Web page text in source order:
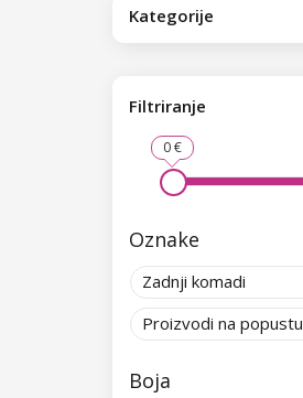
Kategorije
Filtriranje
0 €
Oznake
Zadnji komadi
Proizvodi na popustu
Boja